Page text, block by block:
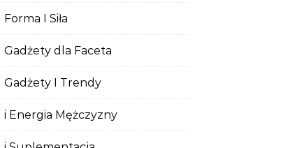
Forma I Siła
Gadżety dla Faceta
Gadżety I Trendy
i Energia Mężczyzny